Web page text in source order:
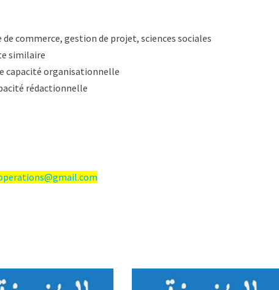
commerce, gestion de projet, sciences sociales
similaire
capacité organisationnelle
rédactionnelle